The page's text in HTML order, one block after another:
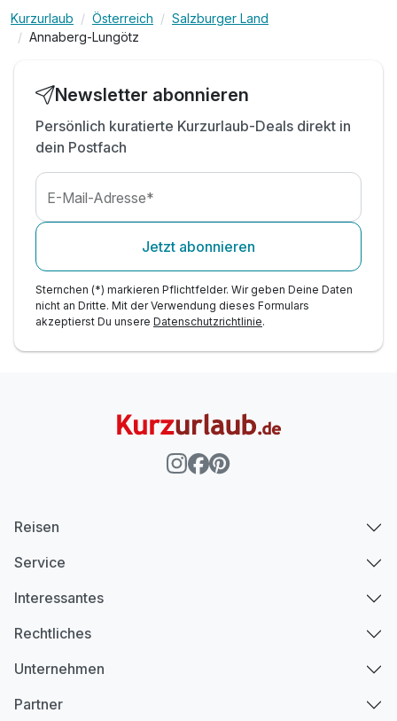
inkl. Tennengau PLUS Card*
Kurzurlaub Österreich
Salzburger Land
Annaberg-Lungötz
Newsletter abonnieren
Persönlich kuratierte Kurzurlaub-Deals direkt in
dein Postfach
E-Mail-Adresse*
Jetzt abonnieren
Sternchen (*) markieren Pflichtfelder. Wir geben Deine Daten
nicht an Dritte. Mit der Verwendung dieses Formulars
akzeptierst Du unsere Datenschutzrichtlinie.
Reisen
Service
Interessantes
Rechtliches
Unternehmen
Partner